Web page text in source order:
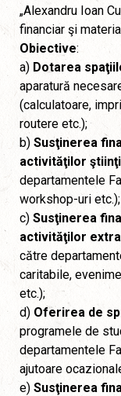
„Alexandru Ioan
financiar şi
Obiective:
a) Dotarea
aparatură
(calculatoare,
routere etc.);
b) Susţinerea
activităţilor
departamentele
workshop-uri etc.);
c) Susţinerea
activităţilor
către
caritabile,
etc.);
d) Oferirea de
programele de
departamentele
ajutoare
e) Susţinerea